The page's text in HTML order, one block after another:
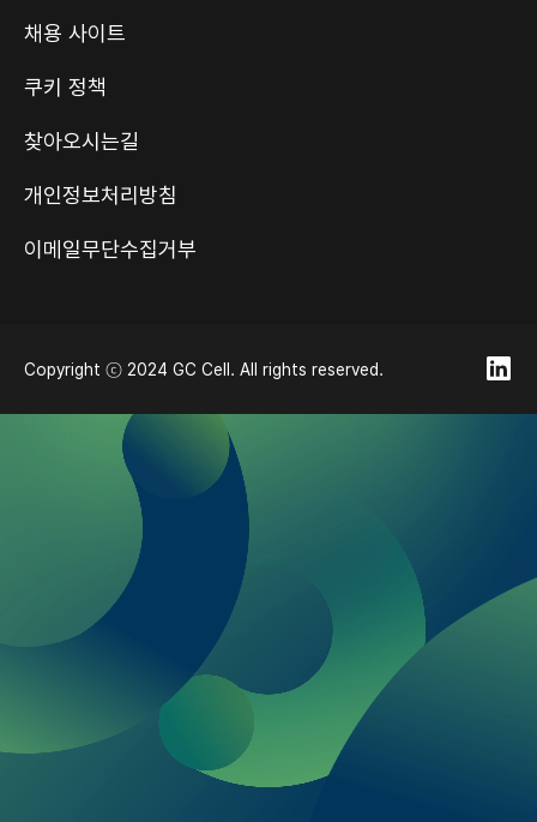
당사는 사이트 운영, 분석 등 웹사이트 방문자의 경험을
개선하기 위해 쿠키를 사용합니다.
거부
채용 사이트
쿠키 정책
찾아오시는길
개인정보처리방침
이메일무단수집거부
Copyright ⓒ 2024 GC Cell. All rights reserved.